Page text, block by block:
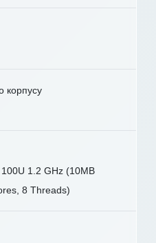
корпусу
1.2 GHz (10MB
8 Threads)